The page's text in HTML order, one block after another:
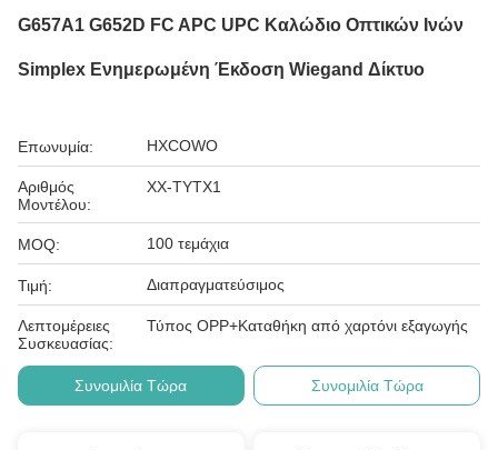
G657A1 G652D FC APC UPC Καλώδιο Οπτικών Ινών
Simplex Ενημερωμένη Έκδοση Wiegand Δίκτυο
Επωνυμία: HXCOWO
Αριθμός
Μοντέλου:
ΧΧ-TYTX1
MOQ: 100 τεμάχια
Τιμή: Διαπραγματεύσιμος
Λεπτομέρειες
Συσκευασίας:
Τύπος OPP+Καταθήκη από χαρτόνι εξαγωγής
Συνομιλία Τώρα Συνομιλία Τώρα